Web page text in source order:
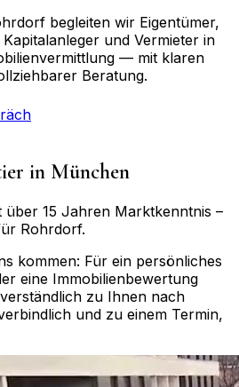
begleiten wir Eigentümer,
und Vermieter in
— mit klaren
Beratung.
in München
über 15 Jahren Marktkenntnis –
Rohrdorf.
kommen: Für ein persönliches
eine Immobilienbewertung
zu Ihnen nach
und zu einem Termin,